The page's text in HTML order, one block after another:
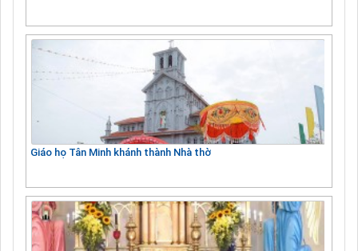
Giáo họ Tân Minh khánh thành Nhà thờ